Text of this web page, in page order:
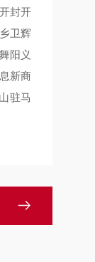
封开
卫辉
阳义
新商
驻马